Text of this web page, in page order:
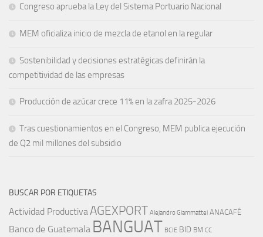
Congreso aprueba la Ley del Sistema Portuario Nacional
MEM oficializa inicio de mezcla de etanol en la regular
Sostenibilidad y decisiones estratégicas definirán la
competitividad de las empresas
Producción de azúcar crece 11% en la zafra 2025-2026
Tras cuestionamientos en el Congreso, MEM publica ejecución
de Q2 mil millones del subsidio
BUSCAR POR ETIQUETAS
Actividad Productiva AGEXPORT Alejandro Giammattei ANACAFÉ
Banco de Guatemala BANGUAT BCIE BID BM CC